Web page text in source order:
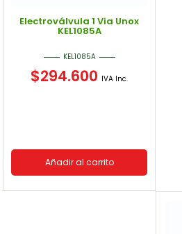
Electroválvula 1 Via Unox
KEL1085A
KEL1085A
$294.600 IVA Inc.
Añadir al carrito